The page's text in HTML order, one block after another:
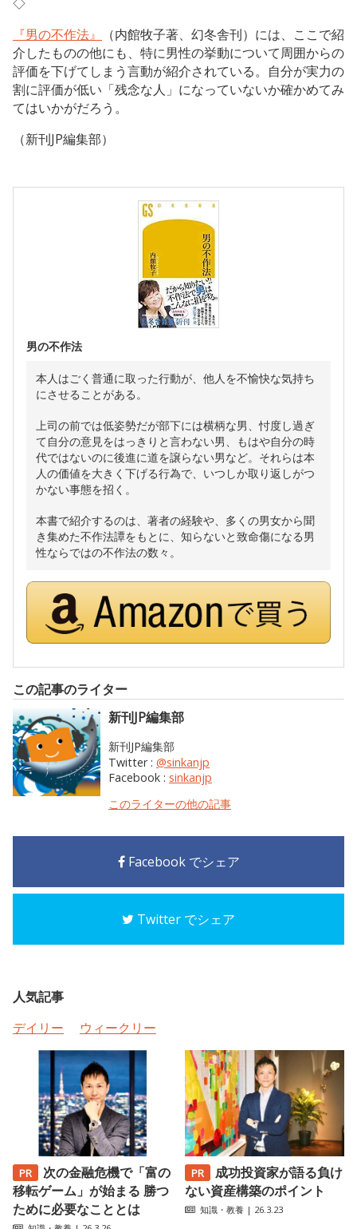
『男の不作法』
（内館牧子著、幻冬舎刊）には、ここで紹
介したものの他にも、特に男性の挙動について周囲からの
評価を下げてしまう言動が紹介されている。自分が実力の
割に評価が低い「残念な人」になっていないか確かめてみ
てはいかがだろう。
（新刊JP編集部）
男の不作法
本人はごく普通に取った行動が、他人を不愉快な気持ち
にさせることがある。
上司の前では低姿勢だが部下には横柄な男、忖度し過ぎ
て自分の意見をはっきりと言わない男、もはや自分の時
代ではないのに後進に道を譲らない男など。それらは本
人の価値を大きく下げる行為で、いつしか取り返しがつ
かない事態を招く。
本書で紹介するのは、著者の経験や、多くの男女から聞
き集めた不作法譚をもとに、知らないと致命傷になる男
性ならではの不作法の数々。
この記事のライター
新刊JP編集部
新刊JP編集部
Twitter : @sinkanjp
Facebook : sinkanjp
このライターの他の記事
Facebook でシェア
Twitter でシェア
人気記事
デイリー
ウィークリー
次の金融危機で「富の
移転ゲーム」が始まる 勝つ
ために必要なこととは
成功投資家が語る負け
ない資産構築のポイント
知識・教養 | 26.3.23